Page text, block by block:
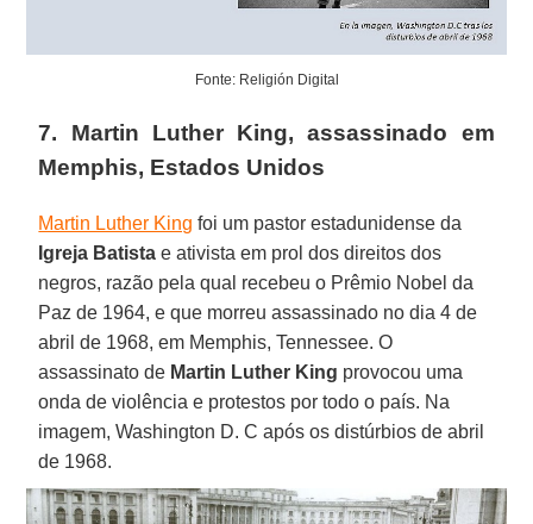
Fonte: Religión Digital
7. Martin Luther King, assassinado em
Memphis, Estados Unidos
Martin Luther King foi um pastor estadunidense da
Igreja Batista e ativista em prol dos direitos dos
negros, razão pela qual recebeu o Prêmio Nobel da
Paz de 1964, e que morreu assassinado no dia 4 de
abril de 1968, em Memphis, Tennessee. O
assassinato de Martin Luther King provocou uma
onda de violência e protestos por todo o país. Na
imagem, Washington D. C após os distúrbios de abril
de 1968.